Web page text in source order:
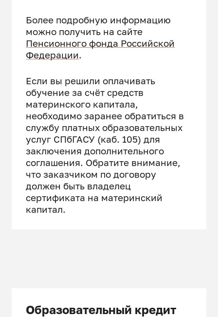
Более подробную информацию
можно получить на сайте
Пенсионного фонда Российской
Федерации.
Если вы решили оплачивать
обучение за счёт средств
материнского капитала,
необходимо заранее обратиться в
службу платных образовательных
услуг СПбГАСУ (каб. 105) для
заключения дополнительного
соглашения. Обратите внимание,
что заказчиком по договору
должен быть владелец
сертификата на материнский
капитал.
Образовательный кредит